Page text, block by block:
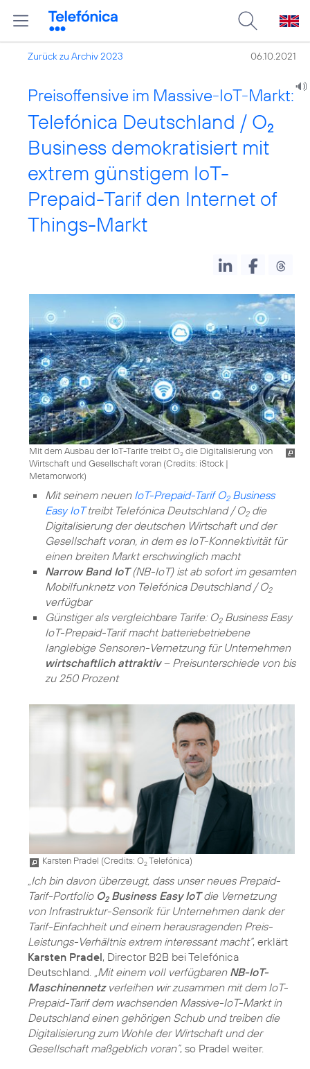
Zurück zu Archiv 2023 06.10.2021
Preisoffensive im Massive-IoT-Markt:
Telefónica Deutschland / O2
Business demokratisiert mit
extrem günstigem IoT-
Prepaid-Tarif den Internet of
Things-Markt
Mit dem Ausbau der IoT-Tarife treibt O2 die Digitalisierung von
Wirtschaft und Gesellschaft voran (Credits: iStock |
Metamorwork)
Mit seinem neuen IoT-Prepaid-Tarif O2Business
Easy IoTtreibt Telefónica Deutschland / O2die
Digitalisierung der deutschen Wirtschaft und der
Gesellschaft voran, in dem es IoT-Konnektivität für
einen breiten Markt erschwinglich macht
Narrow Band IoT(NB-IoT) ist ab sofort im gesamten
Mobilfunknetz von Telefónica Deutschland / O2
verfügbar
Günstiger als vergleichbare Tarife: O2Business Easy
IoT-Prepaid-Tarif macht batteriebetriebene
langlebige Sensoren-Vernetzung für Unternehmen
wirtschaftlich attraktiv– Preisunterschiede von bis
zu 250 Prozent
Karsten Pradel (Credits: O2Telefónica)
„Ich bin davon überzeugt, dass unser neues Prepaid-
Tarif-Portfolio O2Business Easy IoTdie Vernetzung
von Infrastruktur-Sensorik für Unternehmen dank der
Tarif-Einfachheit und einem herausragenden Preis-
Leistungs-Verhältnis extrem interessant macht“, erklärt
Karsten Pradel, Director B2B bei Telefónica
Deutschland. „Mit einem voll verfügbaren NB-IoT-
Maschinennetzverleihen wir zusammen mit dem IoT-
Prepaid-Tarif dem wachsenden Massive-IoT-Markt in
Deutschland einen gehörigen Schub und treiben die
Digitalisierung zum Wohle der Wirtschaft und der
Gesellschaft maßgeblich voran“, so Pradel weiter.